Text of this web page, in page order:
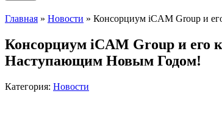
Главная » Новости » Консорциум iCAM Group и
Консорциум iCAM Group и его
Наступающим Новым Годом!
Категория: Новости